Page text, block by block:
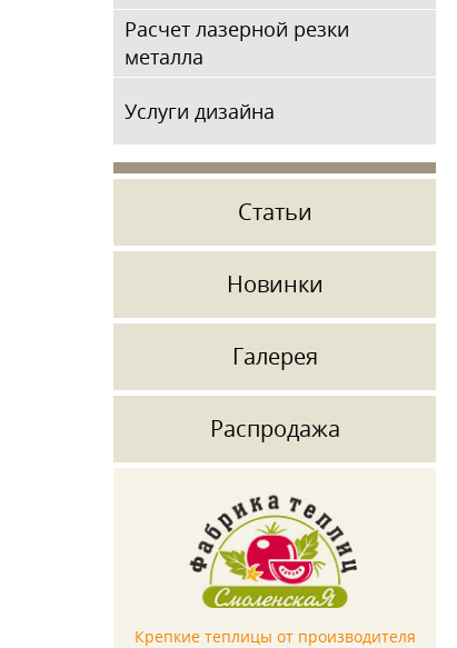
Расчет лазерной резки
металла
Услуги дизайна
Статьи
Новинки
Галерея
Распродажа
Крепкие теплицы от производителя